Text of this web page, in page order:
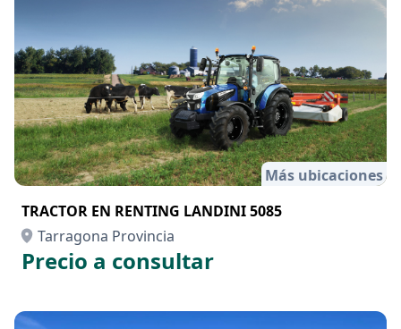
Más ubicaciones
TRACTOR EN RENTING LANDINI 5085
Tarragona Provincia
Precio a consultar